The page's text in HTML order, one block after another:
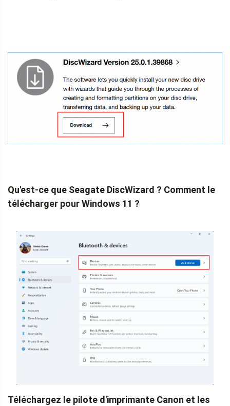
Qu'est-ce que Seagate DiscWizard ? Comment le
télécharger pour Windows 11 ?
Téléchargez le pilote d'imprimante Canon et les